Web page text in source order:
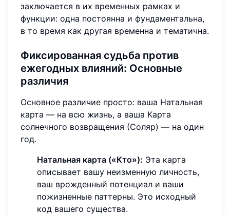
заключается в их временных рамках и
функции: одна постоянна и фундаментальна,
в то время как другая временна и тематична.
Фиксированная судьба против
ежегодных влияний: Основные
различия
Основное различие просто: ваша Натальная
карта — на всю жизнь, а ваша Карта
солнечного возвращения (Соляр) — на один
год.
Натальная карта («Кто»): Эта карта
описывает вашу неизменную личность,
ваш врожденный потенциал и ваши
пожизненные паттерны. Это исходный
код вашего существа.